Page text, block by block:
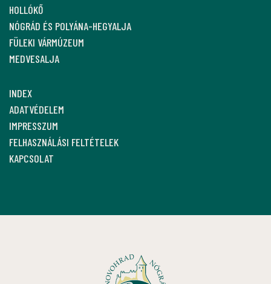
HOLLÓKŐ
NÓGRÁD ÉS POLYÁNA-HEGYALJA
FÜLEKI VÁRMÚZEUM
MEDVESALJA
INDEX
ADATVÉDELEM
IMPRESSZUM
FELHASZNÁLÁSI FELTÉTELEK
KAPCSOLAT